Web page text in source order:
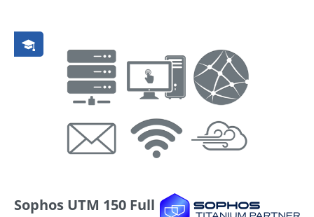
Bildergalerie überspringen
Sophos UTM 150 Full